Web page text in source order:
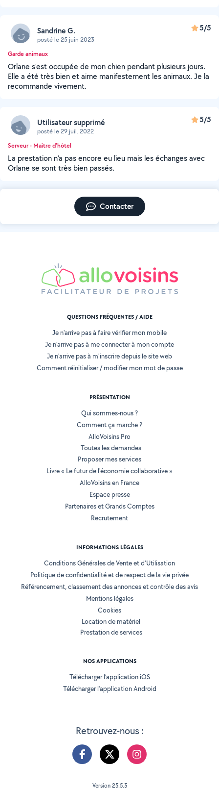
Sandrine G.
posté le 25 juin 2023
5/5
Garde animaux
Orlane s'est occupée de mon chien pendant plusieurs jours.
Elle a été très bien et aime manifestement les animaux. Je la
recommande vivement.
Utilisateur supprimé
posté le 29 juil. 2022
5/5
Serveur - Maître d'hôtel
La prestation n’a pas encore eu lieu mais les échanges avec
Orlane se sont très bien passés.
Contacter
Retrouvez-nous :
QUESTIONS FRÉQUENTES / AIDE
Je n'arrive pas à faire vérifier mon mobile
Je n'arrive pas à me connecter à mon compte
Je n'arrive pas à m'inscrire depuis le site web
Comment réinitialiser / modifier mon mot de passe
PRÉSENTATION
Qui sommes-nous ?
Comment ça marche ?
AlloVoisins Pro
Toutes les demandes
Proposer mes services
Livre « Le futur de l'économie collaborative »
AlloVoisins en France
Espace presse
Partenaires et Grands Comptes
Recrutement
INFORMATIONS LÉGALES
Conditions Générales de Vente et d'Utilisation
Politique de confidentialité et de respect de la vie privée
Référencement, classement des annonces et contrôle des avis
Mentions légales
Cookies
Location de matériel
Prestation de services
NOS APPLICATIONS
Télécharger l’application iOS
Télécharger l’application Android
Version 25.5.3